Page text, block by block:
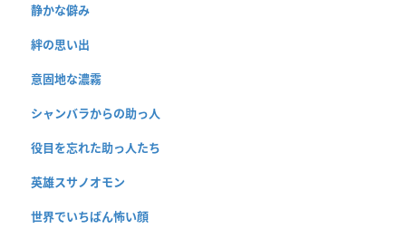
静かな僻み
絆の思い出
意固地な濃霧
シャンバラからの助っ人
役目を忘れた助っ人たち
英雄スサノオモン
世界でいちばん怖い顔